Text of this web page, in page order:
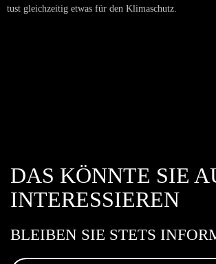
tust gleichzeitig etwas für den Klimaschutz.
DAS KÖNNTE SIE
INTERESSIEREN
BLEIBEN SIE STETS